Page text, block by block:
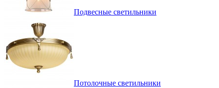
Подвесные светильники
Потолочные светильники